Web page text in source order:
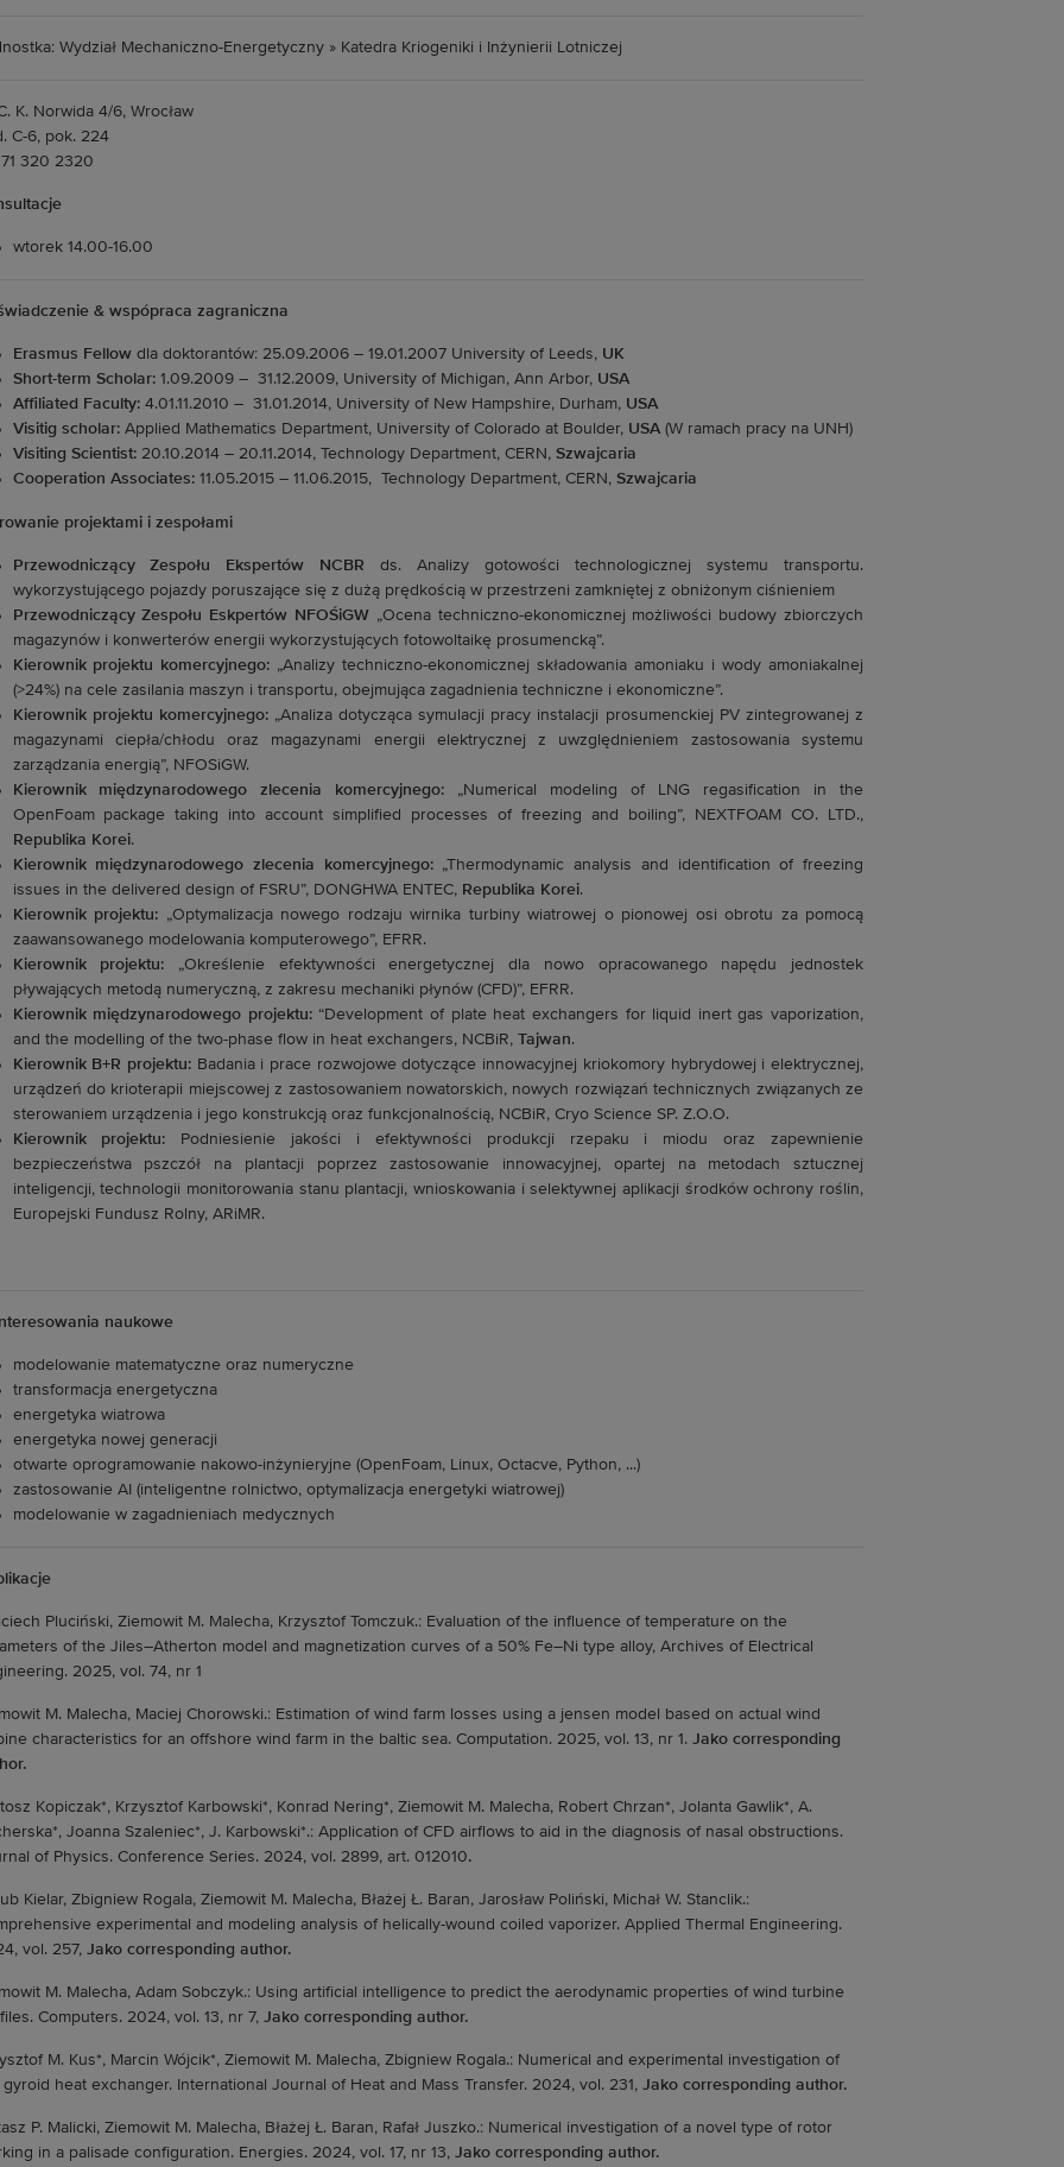
Wydział Mechaniczno-Energetyczny » Katedra Kriogeniki i Inżynierii Lotniczej
K. Norwida 4/6, Wrocław
C-6, pok. 224
320 2320
wtorek 14.00-16.00
& wspópraca zagraniczna
Erasmus Fellow dla doktorantów: 25.09.2006 – 19.01.2007 University of Leeds, UK
Short-term Scholar:1.09.2009 – 31.12.2009, University of Michigan, Ann Arbor, USA
Affiliated Faculty:4.01.11.2010 – 31.01.2014, University of New Hampshire, Durham, USA
Visitig scholar:Applied Mathematics Department, University of Colorado at Boulder, USA(W ramach pracy na UNH)
Visiting Scientist:20.10.2014 – 20.11.2014, Technology Department, CERN, Szwajcaria
Cooperation Associates:11.05.2015 – 11.06.2015, Technology Department, CERN, Szwajcaria
projektami i zespołami
Przewodniczący Zespołu Ekspertów NCBR ds. Analizy gotowości technologicznej systemu transportu.
wykorzystującego pojazdy poruszające się z dużą prędkością w przestrzeni zamkniętej z obniżonym ciśnieniem
Przewodniczący Zespołu Eskpertów NFOŚiGW„Ocena techniczno-ekonomicznej możliwości budowy zbiorczych
magazynów i konwerterów energii wykorzystujących fotowoltaikę prosumencką”.
Kierownik projektu komercyjnego: „Analizy techniczno-ekonomicznej składowania amoniaku i wody amoniakalnej
(>24%) na cele zasilania maszyn i transportu, obejmująca zagadnienia techniczne i ekonomiczne”.
Kierownik projektu komercyjnego:„Analiza dotycząca symulacji pracy instalacji prosumenckiej PV zintegrowanej z
magazynami ciepła/chłodu oraz magazynami energii elektrycznej z uwzględnieniem zastosowania systemu
zarządzania energią”, NFOSiGW.
Kierownik międzynarodowego zlecenia komercyjnego: „Numerical modeling of LNG regasification in the
OpenFoam package taking into account simplified processes of freezing and boiling”, NEXTFOAM CO. LTD.,
Republika Korei.
Kierownik międzynarodowego zlecenia komercyjnego:„Thermodynamic analysis and identification of freezing
issues in the delivered design of FSRU”, DONGHWA ENTEC, Republika Korei.
Kierownik projektu: „Optymalizacja nowego rodzaju wirnika turbiny wiatrowej o pionowej osi obrotu za pomocą
zaawansowanego modelowania komputerowego”, EFRR.
Kierownik projektu: „Określenie efektywności energetycznej dla nowo opracowanego napędu jednostek
pływających metodą numeryczną, z zakresu mechaniki płynów (CFD)”, EFRR.
Kierownik międzynarodowego projektu:“Development of plate heat exchangers for liquid inert gas vaporization,
and the modelling of the two-phase flow in heat exchangers, NCBiR, Tajwan.
Kierownik B+R projektu:Badania i prace rozwojowe dotyczące innowacyjnej kriokomory hybrydowej i elektrycznej,
urządzeń do krioterapii miejscowej z zastosowaniem nowatorskich, nowych rozwiązań technicznych związanych ze
sterowaniem urządzenia i jego konstrukcją oraz funkcjonalnością, NCBiR, Cryo Science SP. Z.O.O.
Kierownik projektu: Podniesienie jakości i efektywności produkcji rzepaku i miodu oraz zapewnienie
bezpieczeństwa pszczół na plantacji poprzez zastosowanie innowacyjnej, opartej na metodach sztucznej
inteligencji, technologii monitorowania stanu plantacji, wnioskowania i selektywnej aplikacji środków ochrony roślin,
Europejski Fundusz Rolny, ARiMR.
naukowe
modelowanie matematyczne oraz numeryczne
transformacja energetyczna
energetyka wiatrowa
energetyka nowej generacji
otwarte oprogramowanie nakowo-inżynieryjne (OpenFoam, Linux, Octacve, Python, ...)
zastosowanie AI (inteligentne rolnictwo, optymalizacja energetyki wiatrowej)
modelowanie w zagadnieniach medycznych
Pluciński, Ziemowit M. Malecha, Krzysztof Tomczuk.: Evaluation of the influence of temperature on the
of the Jiles–Atherton model and magnetization curves of a 50% Fe–Ni type alloy, Archives of Electrical
2025, vol. 74, nr 1
M. Malecha, Maciej Chorowski.: Estimation of wind farm losses using a jensen model based on actual wind
characteristics for an offshore wind farm in the baltic sea. Computation. 2025, vol. 13, nr 1. Jako corresponding
Kopiczak*, Krzysztof Karbowski*, Konrad Nering*, Ziemowit M. Malecha, Robert Chrzan*, Jolanta Gawlik*, A.
Joanna Szaleniec*, J. Karbowski*.: Application of CFD airflows to aid in the diagnosis of nasal obstructions.
of Physics. Conference Series. 2024, vol. 2899, art. 012010.
Kielar, Zbigniew Rogala, Ziemowit M. Malecha, Błażej Ł. Baran, Jarosław Poliński, Michał W. Stanclik.:
experimental and modeling analysis of helically-wound coiled vaporizer. Applied Thermal Engineering.
vol. 257, Jako corresponding author.
M. Malecha, Adam Sobczyk.: Using artificial intelligence to predict the aerodynamic properties of wind turbine
Computers. 2024, vol. 13, nr 7, Jako corresponding author.
M. Kus*, Marcin Wójcik*, Ziemowit M. Malecha, Zbigniew Rogala.: Numerical and experimental investigation of
heat exchanger. International Journal of Heat and Mass Transfer. 2024, vol. 231, Jako corresponding author.
P. Malicki, Ziemowit M. Malecha, Błażej Ł. Baran, Rafał Juszko.: Numerical investigation of a novel type of rotor
in a palisade configuration. Energies. 2024, vol. 17, nr 13, Jako corresponding author.